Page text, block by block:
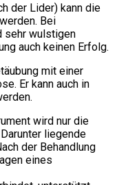
der Lider) kann die
Bei
sehr wulstigen
auch keinen Erfolg.
mit einer
Er kann auch in
wird nur die
liegende
der Behandlung
eines